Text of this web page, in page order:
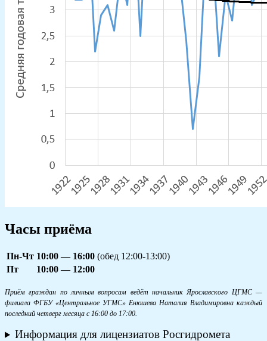
Часы приёма
Пн-Чт 10:00 — 16:00 (обед 12:00-13:00)
Пт
10:00 — 12:00
Приём граждан по личным вопросам ведёт начальник Ярославского ЦГМС —
филиала ФГБУ «Центральное УГМС» Енюшева Наталия Владимировна каждый
последний четверг месяца с 16:00 до 17:00.
Информация для лицензиатов Росгидромета